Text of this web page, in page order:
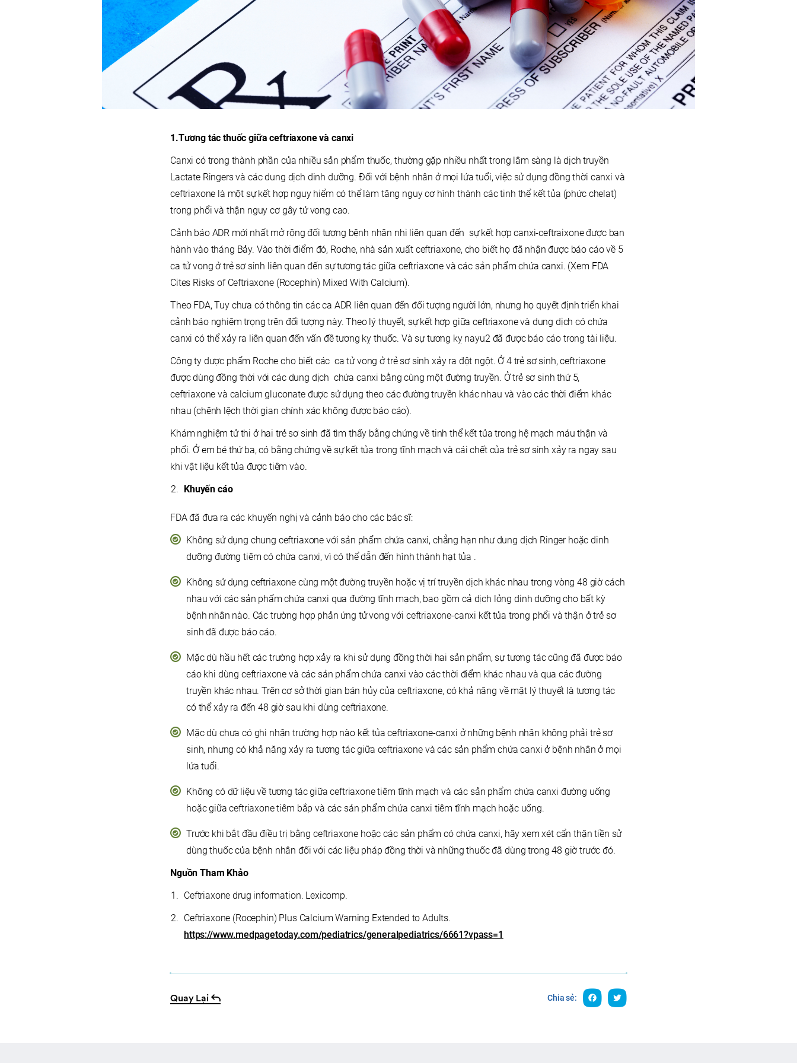
1.Tương tác thuốc giữa ceftriaxone và canxi
Canxi có trong thành phần của nhiều sản phẩm thuốc, thường gặp nhiều nhất trong lâm sàng là dịch truyền
Lactate Ringers và các dung dịch dinh dưỡng. Đối với bệnh nhân ở mọi lứa tuổi, việc sử dụng đồng thời canxi và
ceftriaxone là một sự kết hợp nguy hiểm có thể làm tăng nguy cơ hình thành các tinh thể kết tủa (phức chelat)
trong phổi và thận nguy cơ gây tử vong cao.
Cảnh báo ADR mới nhất mở rộng đối tượng bệnh nhân nhi liên quan đến sự kết hợp canxi-ceftraixone được ban
hành vào tháng Bảy. Vào thời điểm đó, Roche, nhà sản xuất ceftriaxone, cho biết họ đã nhận được báo cáo về 5
ca tử vong ở trẻ sơ sinh liên quan đến sự tương tác giữa ceftriaxone và các sản phẩm chứa canxi. (Xem FDA
Cites Risks of Ceftriaxone (Rocephin) Mixed With Calcium).
Theo FDA, Tuy chưa có thông tin các ca ADR liên quan đến đối tượng người lớn, nhưng họ quyết định triển khai
cảnh báo nghiêm trọng trên đối tượng này. Theo lý thuyết, sự kết hợp giữa ceftriaxone và dung dịch có chứa
canxi có thể xảy ra liên quan đến vấn đề tương kỵ thuốc. Và sự tương kỵ nayu2 đã được báo cáo trong tài liệu.
Công ty dược phẩm Roche cho biết các ca tử vong ở trẻ sơ sinh xảy ra đột ngột. Ở 4 trẻ sơ sinh, ceftriaxone
được dùng đồng thời với các dung dịch chứa canxi bằng cùng một đường truyền. Ở trẻ sơ sinh thứ 5,
ceftriaxone và calcium gluconate được sử dụng theo các đường truyền khác nhau và vào các thời điểm khác
nhau (chênh lệch thời gian chính xác không được báo cáo).
Khám nghiệm tử thi ở hai trẻ sơ sinh đã tìm thấy bằng chứng về tinh thể kết tủa trong hệ mạch máu thận và
phổi. Ở em bé thứ ba, có bằng chứng về sự kết tủa trong tĩnh mạch và cái chết của trẻ sơ sinh xảy ra ngay sau
khi vật liệu kết tủa được tiêm vào.
Khuyến cáo
FDA đã đưa ra các khuyến nghị và cảnh báo cho các bác sĩ:
Không sử dụng chung ceftriaxone với sản phẩm chứa canxi, chẳng hạn như dung dịch Ringer hoặc dinh
dưỡng đường tiêm có chứa canxi, vì có thể dẫn đến hình thành hạt tủa .
Không sử dụng ceftriaxone cùng một đường truyền hoặc vị trí truyền dịch khác nhau trong vòng 48 giờ cách
nhau với các sản phẩm chứa canxi qua đường tĩnh mạch, bao gồm cả dịch lỏng dinh dưỡng cho bất kỳ
bệnh nhân nào. Các trường hợp phản ứng tử vong với ceftriaxone-canxi kết tủa trong phổi và thận ở trẻ sơ
sinh đã được báo cáo.
Mặc dù hầu hết các trường hợp xảy ra khi sử dụng đồng thời hai sản phẩm, sự tương tác cũng đã được báo
cáo khi dùng ceftriaxone và các sản phẩm chứa canxi vào các thời điểm khác nhau và qua các đường
truyền khác nhau. Trên cơ sở thời gian bán hủy của ceftriaxone, có khả năng về mặt lý thuyết là tương tác
có thể xảy ra đến 48 giờ sau khi dùng ceftriaxone.
Mặc dù chưa có ghi nhận trường hợp nào kết tủa ceftriaxone-canxi ở những bệnh nhân không phải trẻ sơ
sinh, nhưng có khả năng xảy ra tương tác giữa ceftriaxone và các sản phẩm chứa canxi ở bệnh nhân ở mọi
lứa tuổi.
Không có dữ liệu về tương tác giữa ceftriaxone tiêm tĩnh mạch và các sản phẩm chứa canxi đường uống
hoặc giữa ceftriaxone tiêm bắp và các sản phẩm chứa canxi tiêm tĩnh mạch hoặc uống.
Trước khi bắt đầu điều trị bằng ceftriaxone hoặc các sản phẩm có chứa canxi, hãy xem xét cẩn thận tiền sử
dùng thuốc của bệnh nhân đối với các liệu pháp đồng thời và những thuốc đã dùng trong 48 giờ trước đó.
Nguồn Tham Khảo
Ceftriaxone drug information. Lexicomp.
Ceftriaxone (Rocephin) Plus Calcium Warning Extended to Adults.
https://www.medpagetoday.com/pediatrics/generalpediatrics/6661?vpass=1
Quay Lại Chia sẻ: